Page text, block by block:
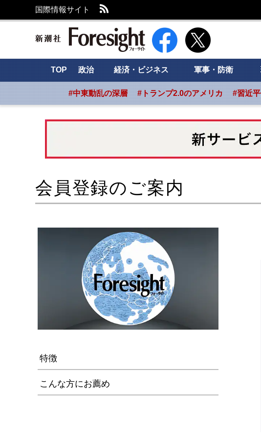
国際情報サイト
新潮社 Foresight フォーサイト
TOP 政治 経済・ビジネス 軍事・防衛
#中東動乱の深層 #トランプ2.0のアメリカ #習近
会員登録のご案内
特徴
こんな方にお薦め